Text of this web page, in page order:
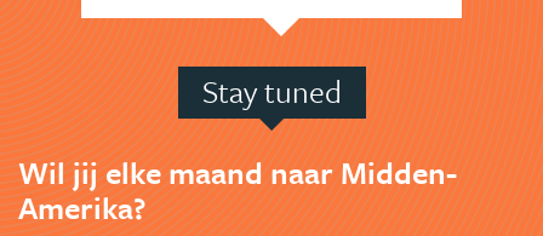
Stay tuned
Wil jij elke maand naar Midden-
Amerika?